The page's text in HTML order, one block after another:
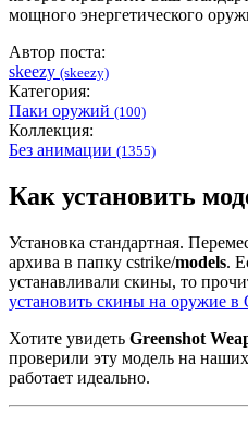
мощного энергетического
Автор поста:
skeezy (skeezy)
Категория:
Паки оружий (100)
Коллекция:
Без анимации (1355)
Как установить
Установка стандартная.
архива в папку cstrike/models.
устанавливали скины, то
установить скины на оружие в
Хотите увидеть Greenshot
проверили эту модель на наших
работает идеально.